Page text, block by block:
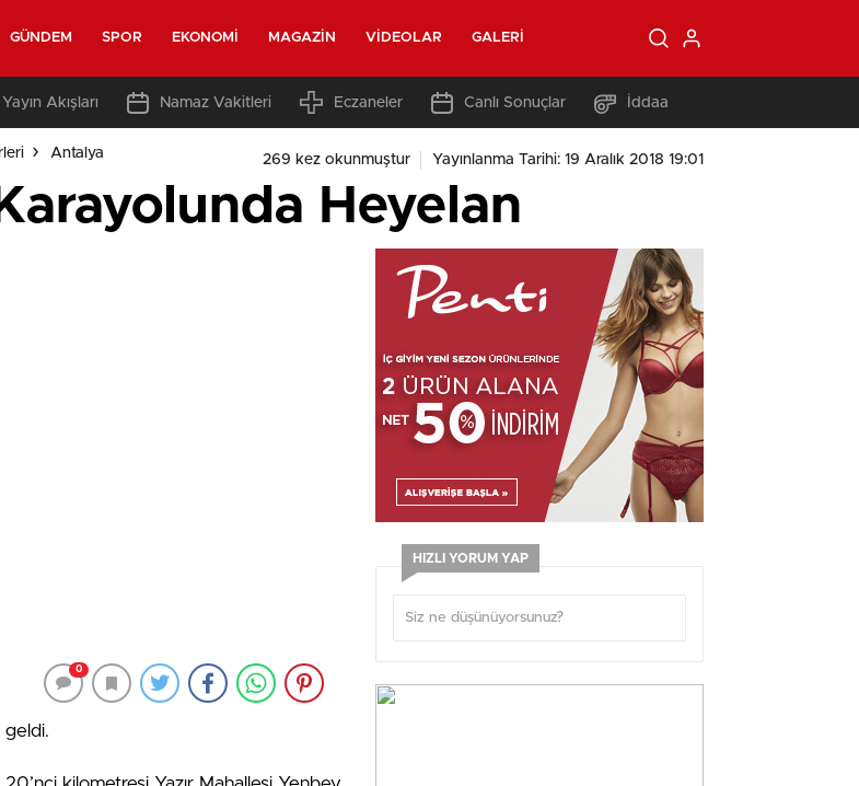
GÜNDEM SPOR EKONOMI MAGAZIN VIDEOLAR GALERI
Yayın Akışları Namaz Vakitleri Eczaneler Canlı Sonuçlar İddaa
Antalya 269 kez okunmuştur Yayınlanma Tarihi: 19 Aralık 2018 19:01
Heyelan
0
geldi.
HIZLI YORUM YAP